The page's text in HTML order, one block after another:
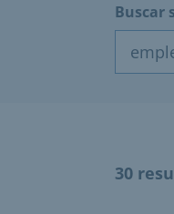
Buscar
30